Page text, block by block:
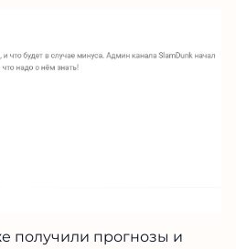
получили прогнозы и